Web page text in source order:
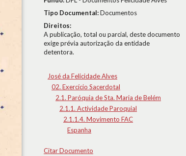
Tipo Documental:Documentos
Direitos:
A publicação, total ou parcial, deste documento
exige prévia autorização da entidade
detentora.
José da Felicidade Alves
02. Exercício Sacerdotal
2.1. Paróquia de Sta. Maria de Belém
2.1.1. Actividade Paroquial
2.1.1.4. Movimento FAC
Espanha
Citar Documento